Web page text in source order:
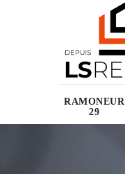
RAMONEUR
29